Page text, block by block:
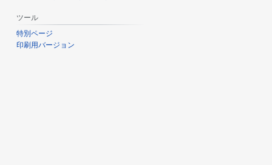
ツール
特別ページ
印刷用バージョン